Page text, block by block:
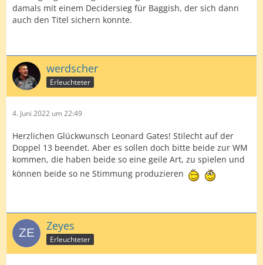
damals mit einem Decidersieg für Baggish, der sich dann
auch den Titel sichern konnte.
werdscher
Erleuchteter
4. Juni 2022 um 22:49
Herzlichen Glückwunsch Leonard Gates! Stilecht auf der
Doppel 13 beendet. Aber es sollen doch bitte beide zur WM
kommen, die haben beide so eine geile Art, zu spielen und
können beide so ne Stimmung produzieren
Zeyes
Erleuchteter